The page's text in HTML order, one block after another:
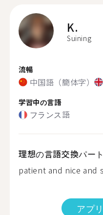
K.
Suining
流暢
中国語（簡体字）
学習中の言語
フランス語
理想の言語交換パー
patient and nice and
アプ